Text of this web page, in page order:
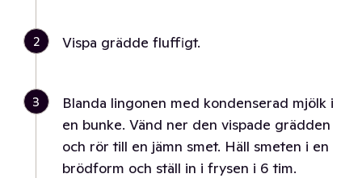
2 Vispa grädde fluffigt.
3
Blanda lingonen med kondenserad mjölk i
en bunke. Vänd ner den vispade grädden
och rör till en jämn smet. Häll smeten i en
brödform och ställ in i frysen i 6 tim.